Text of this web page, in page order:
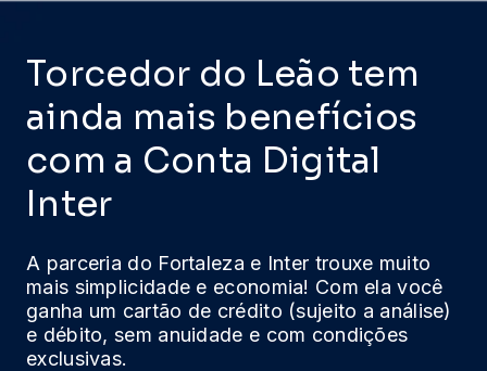
Torcedor do Leão tem
ainda mais benefícios
com a Conta Digital
Inter
A parceria do Fortaleza e Inter trouxe muito
mais simplicidade e economia! Com ela você
ganha um cartão de crédito (sujeito a análise)
e débito, sem anuidade e com condições
exclusivas.